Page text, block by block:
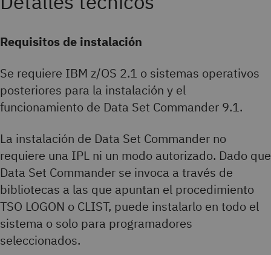
Requisitos de instalación
Se requiere IBM z/OS 2.1 o sistemas operativos
posteriores para la instalación y el
funcionamiento de Data Set Commander 9.1.
La instalación de Data Set Commander no
requiere una IPL ni un modo autorizado. Dado que
Data Set Commander se invoca a través de
bibliotecas a las que apuntan el procedimiento
TSO LOGON o CLIST, puede instalarlo en todo el
sistema o solo para programadores
seleccionados.